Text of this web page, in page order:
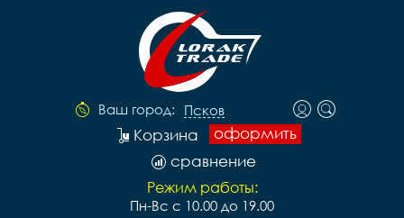
Ваш город: Псков
оформить
Корзина
сравнение
Режим работы:
Пн-Вс с 10.00 до 19.00